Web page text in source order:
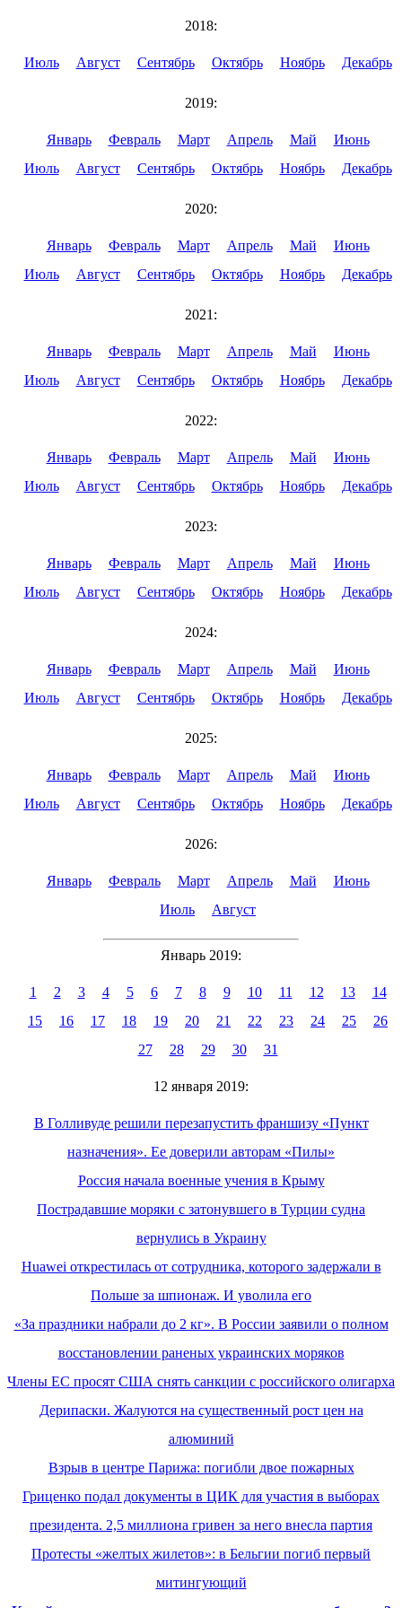
2018:
Июль Август Сентябрь Октябрь Ноябрь Декабрь
2019:
Январь Февраль Март Апрель Май
Июнь
Июль
Август Сентябрь Октябрь Ноябрь Декабрь
2020:
Январь Февраль Март Апрель Май
Июнь
Июль
Август Сентябрь Октябрь Ноябрь Декабрь
2021:
Январь Февраль Март Апрель Май
Июнь
Июль
Август Сентябрь Октябрь Ноябрь Декабрь
2022:
Январь Февраль Март Апрель Май
Июнь
Июль
Август Сентябрь Октябрь Ноябрь Декабрь
2023:
Январь Февраль Март Апрель Май
Июнь
Июль
Август Сентябрь Октябрь Ноябрь Декабрь
2024:
Январь Февраль Март Апрель Май
Июнь
Июль
Август Сентябрь Октябрь Ноябрь Декабрь
2025:
Январь Февраль Март Апрель Май
Июнь
Июль
Август Сентябрь Октябрь Ноябрь Декабрь
2026:
Январь Февраль Март Апрель Май
Июнь
Июль
Август
Январь 2019:
1 2 3 4 5 6 7 8 9 10 11 12 13
14
15
16 17 18 19 20 21 22 23 24 25
26
27
28 29 30 31
12 января 2019:
В Голливуде решили перезапустить франшизу «Пункт
назначения». Ее доверили авторам «Пилы»
Россия начала военные учения в Крыму
Пострадавшие моряки с затонувшего в Турции судна
вернулись в Украину
Huawei открестилась от сотрудника, которого задержали в
Польше за шпионаж. И уволила его
«За праздники набрали до 2 кг». В России заявили о полном
восстановлении раненых украинских моряков
Члены ЕС просят США снять санкции с российского олигарха
Дерипаски. Жалуются на существенный рост цен на
алюминий
Взрыв в центре Парижа: погибли двое пожарных
Гриценко подал документы в ЦИК для участия в выборах
президента. 2,5 миллиона гривен за него внесла партия
Протесты «желтых жилетов»: в Бельгии погиб первый
митингующий